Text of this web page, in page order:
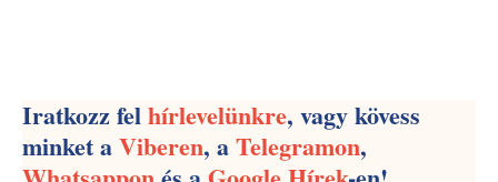
Iratkozz felhírlevelünkre, vagy kövess
minket aViberen, aTelegramon,